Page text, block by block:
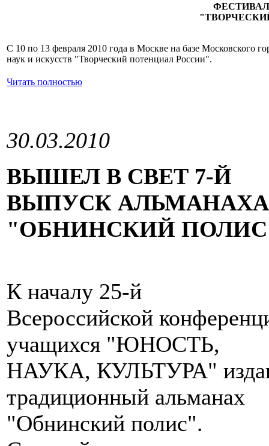
С 10 по 13 февраля 2010 года в Москве на базе Московского
наук и искусств "Творческий потенциал России".
Читать полностью
30.03.2010
ВЫШЕЛ В СВЕТ 7-Й
ВЫПУСК АЛЬМАНАХА
"ОБНИНСКИЙ
К началу 25-й
Всероссийской
учащихся "ЮНОСТЬ,
НАУКА, КУЛЬТУРА"
традиционный альманах
"Обнинский полис".